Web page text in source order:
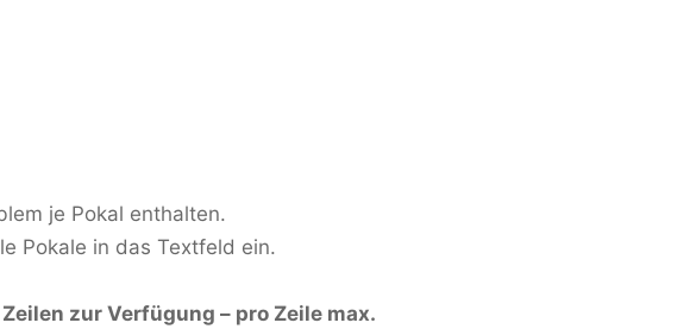
je Pokal enthalten.
Pokale in das Textfeld ein.
zur Verfügung – pro Zeile max.